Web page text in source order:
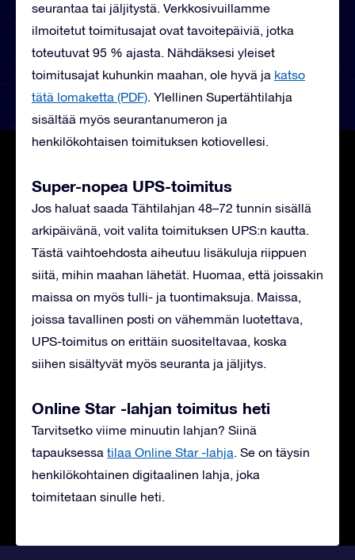
seurantaa tai jäljitystä. Verkkosivuillamme
ilmoitetut toimitusajat ovat tavoitepäiviä, jotka
toteutuvat 95 % ajasta. Nähdäksesi yleiset
toimitusajat kuhunkin maahan, ole hyvä ja katso
tätä lomaketta (PDF). Ylellinen Supertähtilahja
sisältää myös seurantanumeron ja
henkilökohtaisen toimituksen kotiovellesi.
Super-nopea UPS-toimitus
Jos haluat saada Tähtilahjan 48–72 tunnin sisällä
arkipäivänä, voit valita toimituksen UPS:n kautta.
Tästä vaihtoehdosta aiheutuu lisäkuluja riippuen
siitä, mihin maahan lähetät. Huomaa, että joissakin
maissa on myös tulli- ja tuontimaksuja. Maissa,
joissa tavallinen posti on vähemmän luotettava,
UPS-toimitus on erittäin suositeltavaa, koska
siihen sisältyvät myös seuranta ja jäljitys.
Online Star -lahjan toimitus heti
Tarvitsetko viime minuutin lahjan? Siinä
tapauksessa tilaa Online Star -lahja. Se on täysin
henkilökohtainen digitaalinen lahja, joka
toimitetaan sinulle heti.